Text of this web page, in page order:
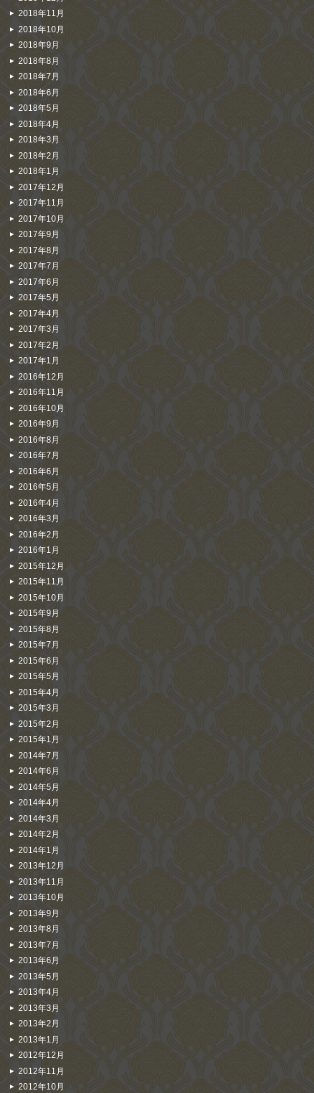
2018年11月
2018年10月
2018年9月
2018年8月
2018年7月
2018年6月
2018年5月
2018年4月
2018年3月
2018年2月
2018年1月
2017年12月
2017年11月
2017年10月
2017年9月
2017年8月
2017年7月
2017年6月
2017年5月
2017年4月
2017年3月
2017年2月
2017年1月
2016年12月
2016年11月
2016年10月
2016年9月
2016年8月
2016年7月
2016年6月
2016年5月
2016年4月
2016年3月
2016年2月
2016年1月
2015年12月
2015年11月
2015年10月
2015年9月
2015年8月
2015年7月
2015年6月
2015年5月
2015年4月
2015年3月
2015年2月
2015年1月
2014年7月
2014年6月
2014年5月
2014年4月
2014年3月
2014年2月
2014年1月
2013年12月
2013年11月
2013年10月
2013年9月
2013年8月
2013年7月
2013年6月
2013年5月
2013年4月
2013年3月
2013年2月
2013年1月
2012年12月
2012年11月
2012年10月